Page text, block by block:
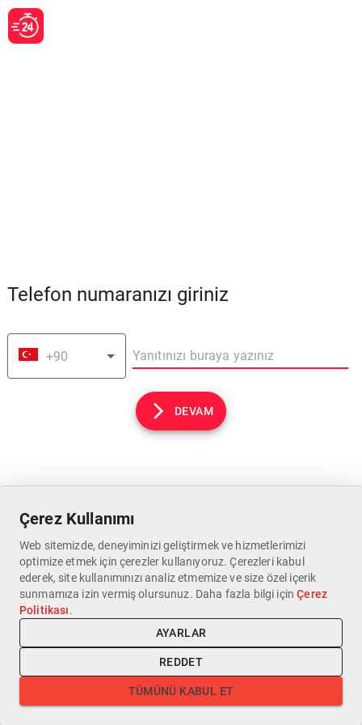
Telefon numaranızı giriniz
+90
DEVAM
Çerez Kullanımı
Web sitemizde, deneyiminizi geliştirmek ve hizmetlerimizi
optimize etmek için çerezler kullanıyoruz. Çerezleri kabul
ederek, site kullanımınızı analiz etmemize ve size özel içerik
sunmamıza izin vermiş olursunuz. Daha fazla bilgi için Çerez
Politikası.
AYARLAR
REDDET
TÜMÜNÜ KABUL ET